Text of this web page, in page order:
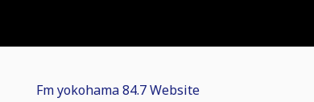
Fm yokohama 84.7 Website